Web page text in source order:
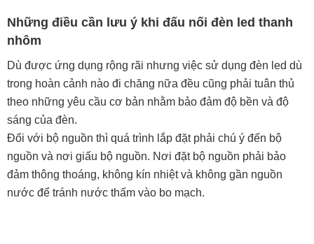
Những điều cần lưu ý khi đấu nối đèn led thanh
nhôm
Dù được ứng dụng rộng rãi nhưng việc sử dụng đèn led dù
trong hoàn cảnh nào đi chăng nữa đều cũng phải tuân thủ
theo những yêu cầu cơ bản nhằm bảo đảm độ bền và độ
sáng của đèn.
Đối với bộ nguồn thì quá trình lắp đặt phải chú ý đến bộ
nguồn và nơi giấu bộ nguồn. Nơi đặt bộ nguồn phải bảo
đảm thông thoáng, không kín nhiệt và không gần nguồn
nước để tránh nước thấm vào bo mạch.